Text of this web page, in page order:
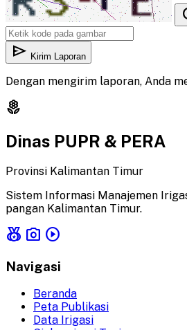
send Kirim Laporan
Dengan mengirim laporan, Anda
local_florist
Dinas PUPR & PERA
Provinsi Kalimantan Timur
Sistem Informasi Manajemen
pangan Kalimantan Timur.
social_leaderboard photo_camera play_circle
Navigasi
Beranda
Peta Publikasi
Data Irigasi